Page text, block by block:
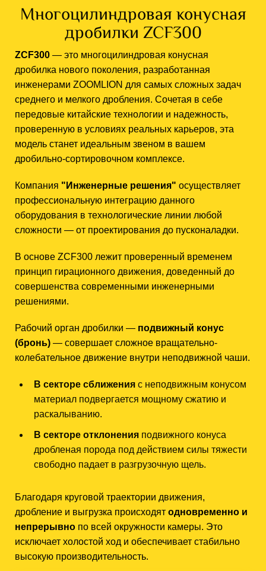
Многоцилиндровая конусная
дробилки ZCF300
ZCF300 — это многоцилиндровая конусная
дробилка нового поколения, разработанная
инженерами ZOOMLION для самых сложных задач
среднего и мелкого дробления. Сочетая в себе
передовые китайские технологии и надежность,
проверенную в условиях реальных карьеров, эта
модель станет идеальным звеном в вашем
дробильно-сортировочном комплексе.
Компания "Инженерные решения" осуществляет
профессиональную интеграцию данного
оборудования в технологические линии любой
сложности — от проектирования до пусконаладки.
В основе ZCF300 лежит проверенный временем
принцип гирационного движения, доведенный до
совершенства современными инженерными
решениями.
Рабочий орган дробилки — подвижный конус
(бронь) — совершает сложное вращательно-
колебательное движение внутри неподвижной чаши.
В секторе сближения с неподвижным конусом
материал подвергается мощному сжатию и
раскалыванию.
В секторе отклонения подвижного конуса
дробленая порода под действием силы тяжести
свободно падает в разгрузочную щель.
Благодаря круговой траектории движения,
дробление и выгрузка происходят одновременно и
непрерывно по всей окружности камеры. Это
исключает холостой ход и обеспечивает стабильно
высокую производительность.